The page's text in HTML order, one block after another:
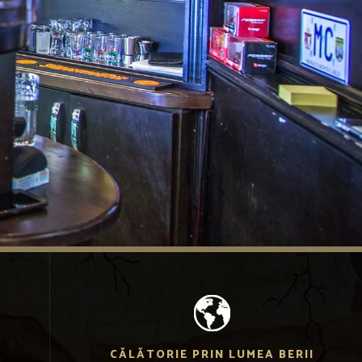
CĂLĂTORIE PRIN LUMEA BERII